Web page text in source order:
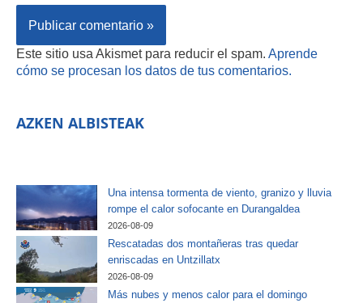
Este sitio usa Akismet para reducir el spam. Aprende
cómo se procesan los datos de tus comentarios.
AZKEN ALBISTEAK
Una intensa tormenta de viento, granizo y lluvia
rompe el calor sofocante en Durangaldea
2026-08-09
Rescatadas dos montañeras tras quedar
enriscadas en Untzillatx
2026-08-09
Más nubes y menos calor para el domingo